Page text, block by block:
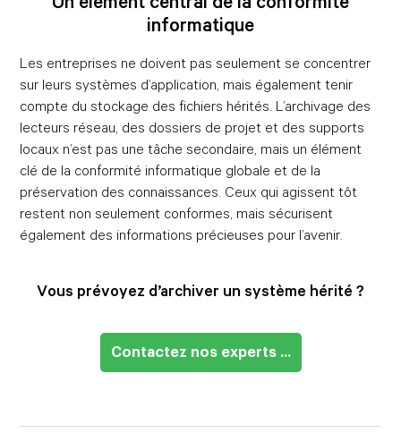
informatique
Les entreprises ne doivent pas seulement se concentrer
sur leurs systèmes d’application, mais également tenir
compte du stockage des fichiers hérités. L’archivage des
lecteurs réseau, des dossiers de projet et des supports
locaux n’est pas une tâche secondaire, mais un élément
clé de la conformité informatique globale et de la
préservation des connaissances. Ceux qui agissent tôt
restent non seulement conformes, mais sécurisent
également des informations précieuses pour l’avenir.
Vous prévoyez d’archiver un système hérité ?
Contactez nos experts ...